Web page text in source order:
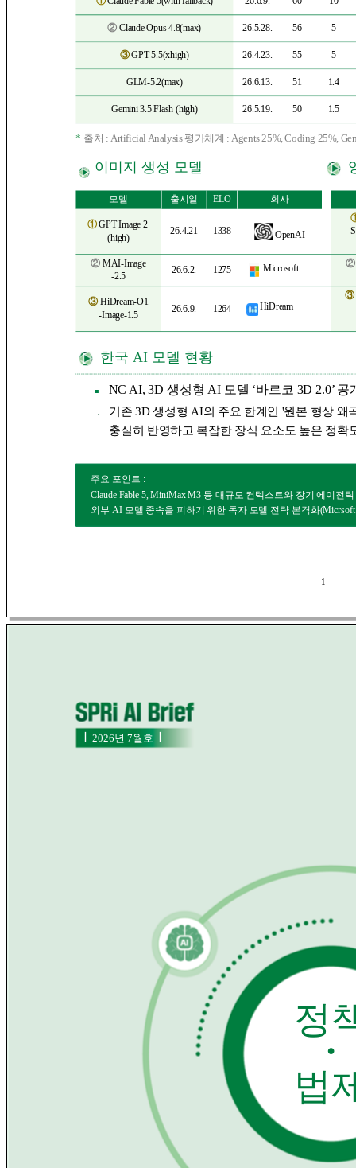
1
② Claude Opus 4.8(max) 26.5.28. 56 5
③GPT-5.5(xhigh) 26.4.23. 55 5
GLM-5.2(max) 26.6.13. 51 1.4
Gemini 3.5 Flash (high) 26.5.19. 50 1.5
* 출처 : Artificial Analysis 평가체계 : Agents 25%, Coding 25%,
이미지 생성 모델
모델 출시일 ELO 회사
①GPT Image 2
(high)
26.4.21 1338 OpenAI
② MAI-Image
-2.5
26.6.2. 1275 Microsoft
③HiDream-O1
-Image-1.5
26.6.9. 1264 HiDream
③
한국 AI 모델 현황
■ NC AI, 3D 생성형 AI 모델 ‘바르코 3D 2.0’ 공
●
기존 3D 생성형 AI의 주요 한계인 '원본 형상
충실히 반영하고 복잡한 장식 요소도 높은 정확
주요 포인트 :
Claude Fable 5, MiniMax M3 등 대규모 컨텍스트와 장기 에이전
외부 AI 모델 종속을 피하기 위한 독자 모델 전략 본격화
정
･
법
2026년 7월호